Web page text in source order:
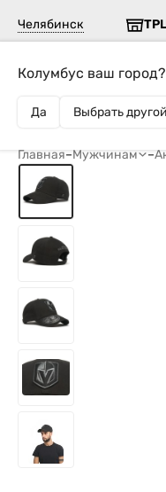
Челябинск
Колумбус ваш город?
Да Выбрать
Главная–Мужчинам –